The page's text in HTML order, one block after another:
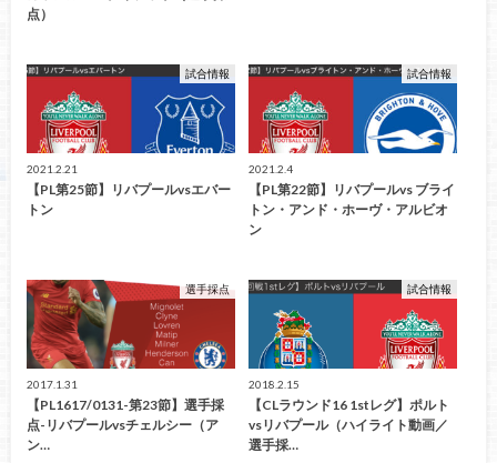
点）
試合情報
2021.2.21
【PL第25節】リバプールvsエバー
トン
試合情報
2021.2.4
【PL第22節】リバプールvs ブライ
トン・アンド・ホーヴ・アルビオ
ン
選手採点
2017.1.31
【PL1617/0131-第23節】選手採
点-リバプールvsチェルシー（ア
ン…
試合情報
2018.2.15
【CLラウンド16 1stレグ】ポルト
vsリバプール（ハイライト動画／
選手採…